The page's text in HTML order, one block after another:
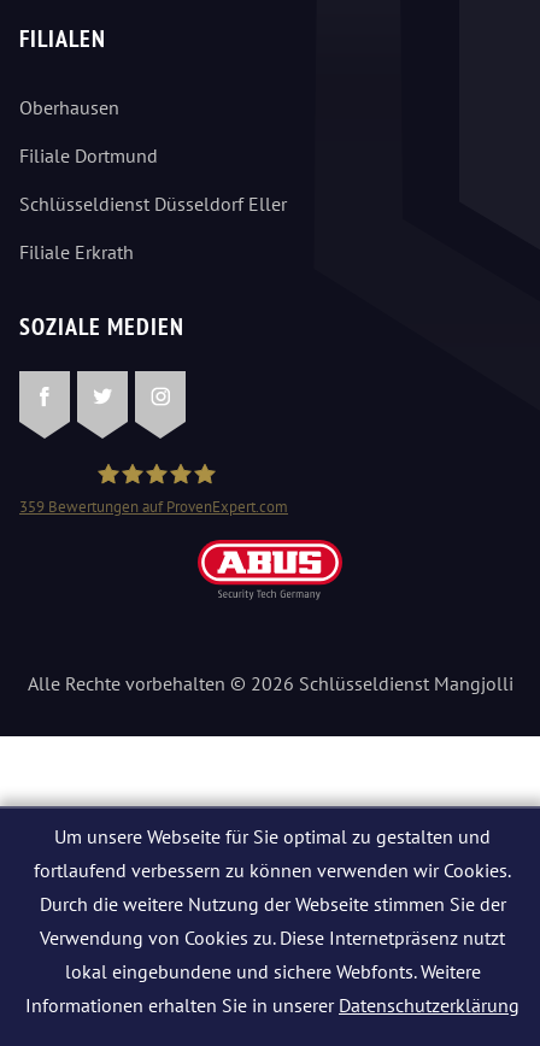
FILIALEN
Oberhausen
Filiale Dortmund
Schlüsseldienst Düsseldorf Eller
Filiale Erkrath
SOZIALE MEDIEN
FacebookTwitterInstagram
Schlüsseldienst Mangjolli
359 Bewertungen auf ProvenExpert.com
Alle Rechte vorbehalten © 2026 Schlüsseldienst Mangjolli
Um unsere Webseite für Sie optimal zu gestalten und
fortlaufend verbessern zu können verwenden wir Cookies.
Durch die weitere Nutzung der Webseite stimmen Sie der
Verwendung von Cookies zu. Diese Internetpräsenz nutzt
lokal eingebundene und sichere Webfonts. Weitere
Informationen erhalten Sie in unserer Datenschutzerklärung